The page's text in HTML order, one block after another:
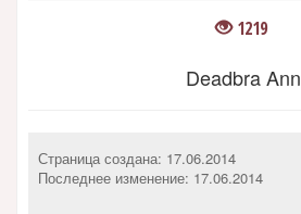
1219
Deadbra Ann
Страница создана: 17.06.2014
Последнее изменение: 17.06.2014